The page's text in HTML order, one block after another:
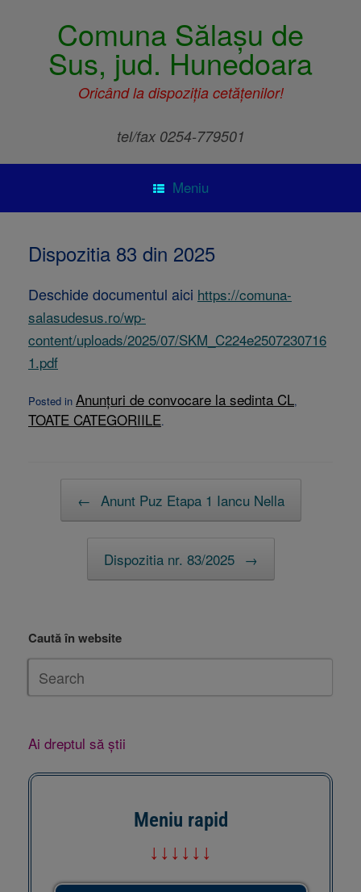
Comuna Sălașu de
Sus, jud. Hunedoara
Oricând la dispoziția cetățenilor!
tel/fax 0254-779501
Meniu
Dispozitia 83 din 2025
Deschide documentul aici https://comuna-
salasudesus.ro/wp-
content/uploads/2025/07/SKM_C224e2507230716
1.pdf
Posted in Anunțuri de convocare la sedinta CL,
TOATE CATEGORIILE.
← Anunt Puz Etapa 1 Iancu Nella
Dispozitia nr. 83/2025 →
Caută în website
Ai dreptul să știi
Meniu rapid
↓↓↓↓↓↓